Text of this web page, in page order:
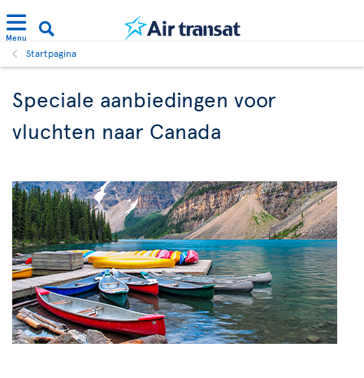
Menu
Startpagina
Speciale aanbiedingen voor
vluchten naar Canada